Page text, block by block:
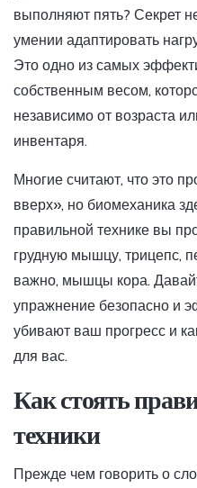
выполняют пять? Секрет
умении адаптировать
Это одно из самых
собственным весом,
независимо от возраста
инвентаря.
Многие считают, что это
вверх», но биомеханика
правильной технике вы
грудную мышцу, трицепс,
важно, мышцы кора.
упражнение безопасно и
убивают ваш прогресс и
для вас.
Как стоять
техники
Прежде чем говорить о